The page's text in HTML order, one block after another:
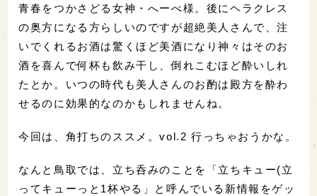
青春をつかさどる女神・へーべ様。後にヘラクレス
の奥方になる方らしいのですが超絶美人さんで、注
いでくれるお酒は驚くほど美酒になり神々はそのお
酒を喜んで何杯も飲み干し、倒れこむほど酔いしれ
たとか。いつの時代も美人さんのお酌は殿方を酔わ
せるのに効果的なのかもしれませんね。
今回は、角打ちのススメ。vol.2 行っちゃおうかな。
なんと鳥取では、立ち呑みのことを「立ちキュー(立
ってキューっと1杯やる」と呼んでいる新情報をゲッ